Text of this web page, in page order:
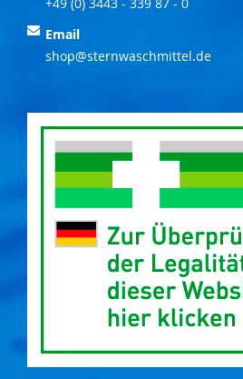
+49 (0) 3443 - 339 87 - 0
Email
shop@sternwaschmittel.de